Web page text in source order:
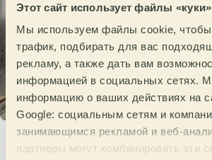
Этот сайт использует файлы «куки»
Мы используем файлы cookie, чтобы
трафик, подбирать для вас
рекламу, а также дать вам
информацией в социальных сетях.
информацию о ваших действиях на
Google: социальным сетям и
занимающимся рекламой и веб-
партнеры могут комбинировать эти
Германия проводит свой Pre